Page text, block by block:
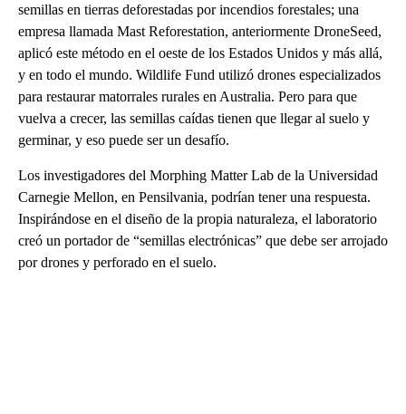
semillas en tierras deforestadas por incendios forestales; una
empresa llamada Mast Reforestation, anteriormente DroneSeed,
aplicó este método en el oeste de los Estados Unidos y más allá,
y en todo el mundo. Wildlife Fund utilizó drones especializados
para restaurar matorrales rurales en Australia. Pero para que
vuelva a crecer, las semillas caídas tienen que llegar al suelo y
germinar, y eso puede ser un desafío.
Los investigadores del Morphing Matter Lab de la Universidad
Carnegie Mellon, en Pensilvania, podrían tener una respuesta.
Inspirándose en el diseño de la propia naturaleza, el laboratorio
creó un portador de “semillas electrónicas” que debe ser arrojado
por drones y perforado en el suelo.